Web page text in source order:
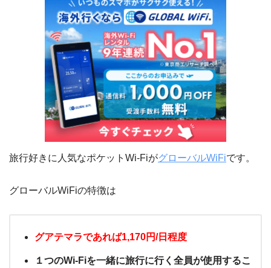
旅行好きに人気なポケットWi-FiがグローバルWiFiです。
グローバルWiFiの特徴は
グアテマラであれば1,170円/日程度
１つのWi-Fiを一緒に旅行に行く全員が使用するこ